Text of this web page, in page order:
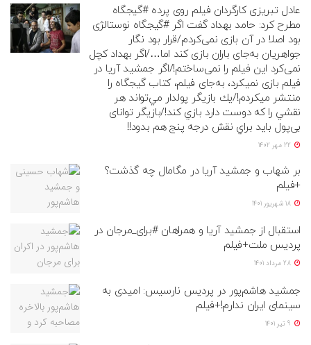
عادل تبریزی کارگردان فیلم روی پرده #گیجگاه
مطرح کرد: حامد بهداد گفت اگر #گیجگاه نوستالژی
بود اصلا در آن بازی نمی‌کردم/قرار بود نگار
جواهریان به‌جای باران بازی کند اما…/اگر بهداد کچل
نمی‌کرد اين فيلم را نمی‌ساختم!/اگر جمشید آریا در
فیلم بازی نمیکرد، به‌جای فیلم، کتاب گيجگاه را
منتشر میکردم!/يك بازيگر پولدار مي‌تواند هر
نقشي را كه دوست دارد بازي كند!/بازيگر توانای
بی‌پول بايد براي نقش درجه پنج هم بدود!!
بر شهاب و جمشید آریا در مگامال چه گذشت؟
+فیلم
استقبال از جمشید آریا و همراهان #برای_مرجان در
پردیس ملت+فیلم
جمشید هاشم‌پور در پردیس نارسیس: امیدی به
سینمای ایران ندارم!+فیلم